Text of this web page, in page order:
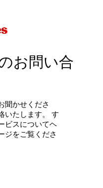
お問い合
聞かせくださ
いたします。 す
ビスについてヘ
ジをご覧くださ